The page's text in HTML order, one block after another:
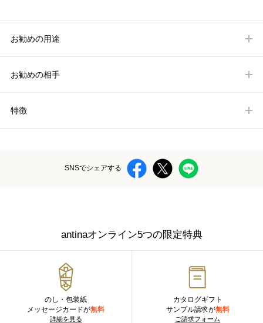
お勧めの用途
お勧めの相手
特徴
SNSでシェアする
antinaオンライン5つの限定特典
のし・包装紙
メッセージカードが無料
詳細を見る
カタログギフト
サンプル請求が無料
ご請求フォーム